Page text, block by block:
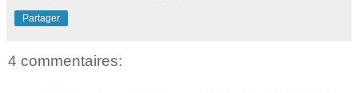
Partager
4 commentaires: